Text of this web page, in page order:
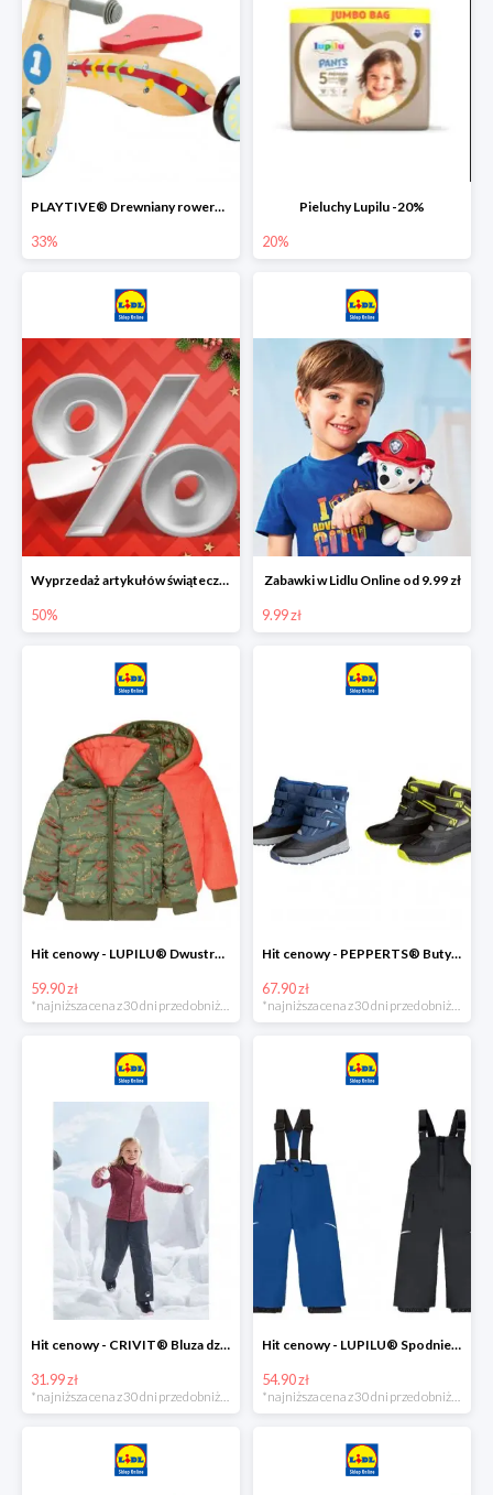
PLAYTIVE® Drewniany rowerek biegowy -33%
33%
Pieluchy Lupilu -20%
20%
Wyprzedaż artykułów świątecznych w Lidlu Online
50%
Zabawki w Lidlu Online od 9.99 zł
9.99 zł
Hit cenowy - LUPILU® Dwustronna kurtka dziecięca z polarem
59.90 zł
*najniższa cena z 30 dni przed obniżką
Hit cenowy - PEPPERTS® Buty zimowe chłopięce
67.90 zł
*najniższa cena z 30 dni przed obniżką
Hit cenowy - CRIVIT® Bluza dziewczęca z polaru
31.99 zł
Hit cenowy - LUPILU® Spodnie narciarskie chłopięce
54.90 zł